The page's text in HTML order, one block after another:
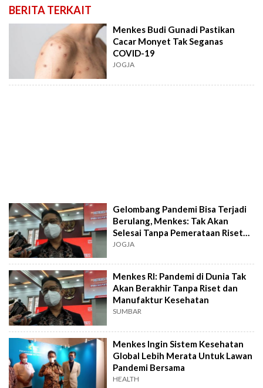
BERITA TERKAIT
Menkes Budi Gunadi Pastikan
Cacar Monyet Tak Seganas
COVID-19
JOGJA
Gelombang Pandemi Bisa Terjadi
Berulang, Menkes: Tak Akan
Selesai Tanpa Pemerataan Riset
dan Manufaktur
JOGJA
Menkes RI: Pandemi di Dunia Tak
Akan Berakhir Tanpa Riset dan
Manufaktur Kesehatan
SUMBAR
Menkes Ingin Sistem Kesehatan
Global Lebih Merata Untuk Lawan
Pandemi Bersama
HEALTH